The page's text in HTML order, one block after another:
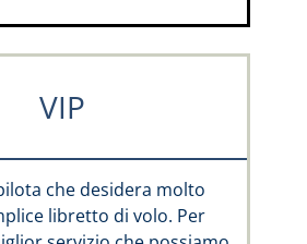
VIP
che desidera molto
libretto di volo. Per